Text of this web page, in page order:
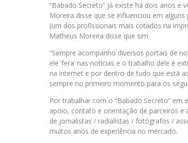
“Babado Secreto” já existe há dois anos e
Moreira disse que se influenciou em
(um dos profissionais mais cotados na
Matheus Moreira disse que sim.
“Sempre acompanho diversos portais de
ele ‘fera’ nas notícias e o trabalho dele é
na internet e por dentro de tudo que está
sempre no primeiro momento para os
Por trabalhar com o “Babado Secreto”
apoio, contato e orientação de parceiros e
de jornalistas / radialistas / fotógrafos /
muitos anos de experiência no mercado.